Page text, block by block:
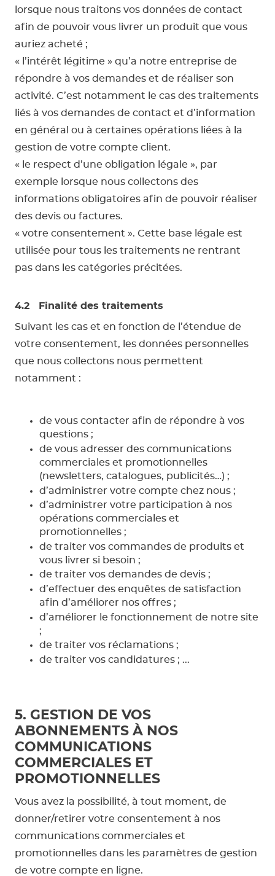
lorsque nous traitons vos données de contact
afin de pouvoir vous livrer un produit que vous
auriez acheté ;
« l’intérêt légitime » qu’a notre entreprise de
répondre à vos demandes et de réaliser son
activité. C’est notamment le cas des traitements
liés à vos demandes de contact et d’information
en général ou à certaines opérations liées à la
gestion de votre compte client.
« le respect d’une obligation légale », par
exemple lorsque nous collectons des
informations obligatoires afin de pouvoir réaliser
des devis ou factures.
« votre consentement ». Cette base légale est
utilisée pour tous les traitements ne rentrant
pas dans les catégories précitées.
4.2 Finalité des traitements
Suivant les cas et en fonction de l’étendue de
votre consentement, les données personnelles
que nous collectons nous permettent
notamment :
de vous contacter afin de répondre à vos
questions ;
de vous adresser des communications
commerciales et promotionnelles
(newsletters, catalogues, publicités…) ;
d’administrer votre compte chez nous ;
d’administrer votre participation à nos
opérations commerciales et
promotionnelles ;
de traiter vos commandes de produits et
vous livrer si besoin ;
de traiter vos demandes de devis ;
d’effectuer des enquêtes de satisfaction
afin d’améliorer nos offres ;
d’améliorer le fonctionnement de notre site
;
de traiter vos réclamations ;
de traiter vos candidatures ; ...
5. GESTION DE VOS
ABONNEMENTS À NOS
COMMUNICATIONS
COMMERCIALES ET
PROMOTIONNELLES
Vous avez la possibilité, à tout moment, de
donner/retirer votre consentement à nos
communications commerciales et
promotionnelles dans les paramètres de gestion
de votre compte en ligne.